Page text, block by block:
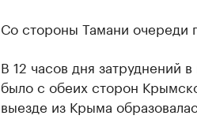
Со стороны Тамани очереди
В 12 часов дня затруднений
было с обеих сторон
выезде из Крыма